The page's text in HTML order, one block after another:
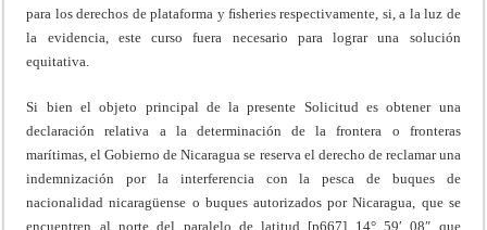
para los derechos de plataforma y ﬁsheries respectivamente, si, a la luz de
la evidencia, este curso fuera necesario para lograr una solución
equitativa.
Si bien el objeto principal de la presente Solicitud es obtener una
declaración relativa a la determinación de la frontera o fronteras
marítimas, el Gobierno de Nicaragua se reserva el derecho de reclamar una
indemnización por la interferencia con la pesca de buques de
nacionalidad nicaragüense o buques autorizados por Nicaragua, que se
encuentren al norte del paralelo de latitud [p667] 14° 59′ 08″ que